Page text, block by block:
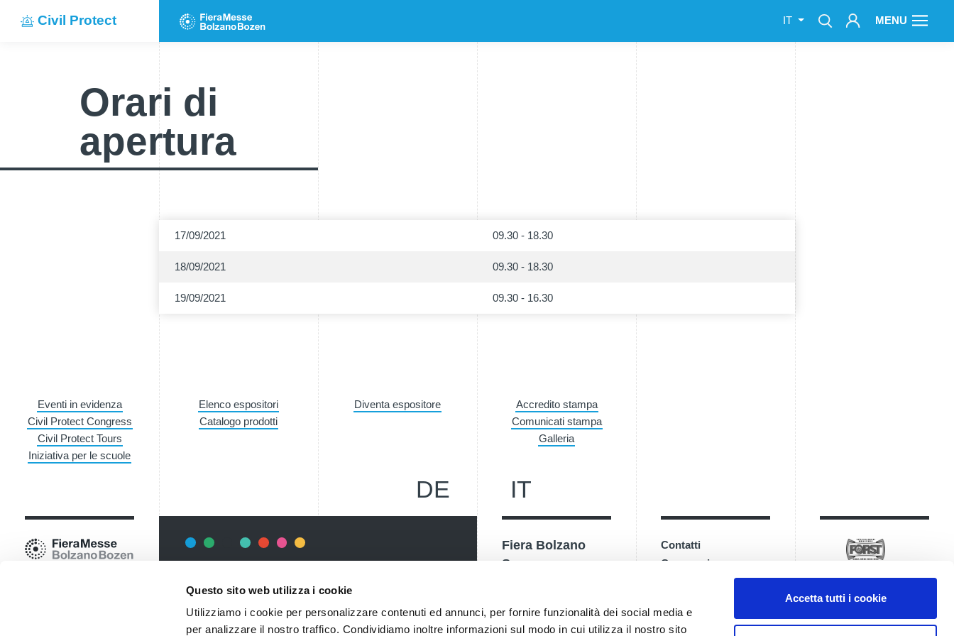
Questo sito web utilizza i cookie
Utilizziamo i cookie per personalizzare contenuti ed annunci, per fornire funzionalità dei social media e
per analizzare il nostro traffico. Condividiamo inoltre informazioni sul modo in cui utilizza il nostro sito
Accetta tutti i cookie
Civil Protect IT MENU
Orari di
apertura
17/09/2021 09.30 - 18.30
18/09/2021 09.30 - 18.30
19/09/2021 09.30 - 16.30
Eventi in evidenza
Civil Protect Congress
Civil Protect Tours
Iniziativa per le scuole
Elenco espositori
Catalogo prodotti
Diventa espositore
Accredito stampa
Comunicati stampa
Galleria
DE IT
Rimani sempre aggiornata*o sui nostri eventi, ricevi
informazioni utili in anteprima! Naturalmente senza alcun
costo.
Fiera Bolzano
Spa
Tel.+39 0471 516000
Contatti
Come arrivare